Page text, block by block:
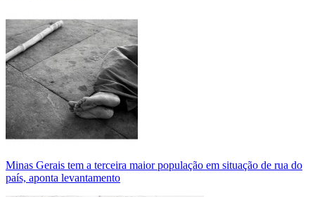
Minas Gerais tem a terceira maior população em situação de rua do
país, aponta levantamento